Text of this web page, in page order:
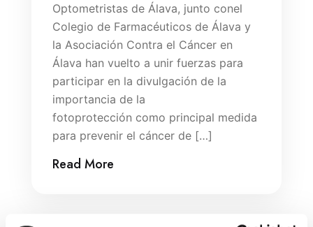
Optometristas de Álava, junto conel
Colegio de Farmacéuticos de Álava y
la Asociación Contra el Cáncer en
Álava han vuelto a unir fuerzas para
participar en la divulgación de la
importancia de la
fotoprotección como principal medida
para prevenir el cáncer de […]
Read More